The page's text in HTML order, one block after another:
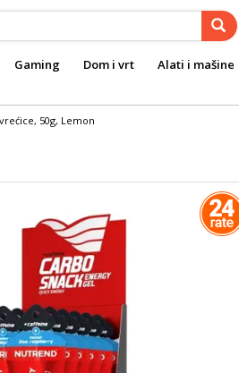
Gaming Dom i vrt Alati i mašine
vrećice, 50g, Lemon